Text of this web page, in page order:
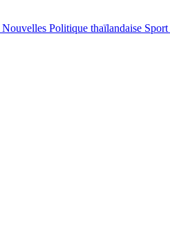
Nouvelles Politique thaïlandaise Sport